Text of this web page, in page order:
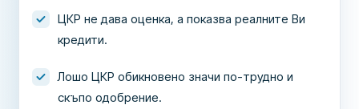
ЦКР не дава оценка, а показва реалните Ви
кредити.
Лошо ЦКР обикновено значи по-трудно и
скъпо одобрение.